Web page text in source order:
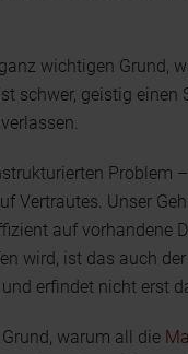
wichtigen Grund,
schwer, geistig einen
Problem
Vertrautes. Unser
auf vorhandene
wird, ist das auch
erfindet nicht erst
warum all die